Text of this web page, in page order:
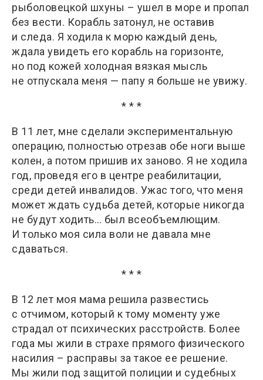
рыболовецкой шхуны – ушел в море и пропал
без вести. Корабль затонул, не оставив
и следа. Я ходила к морю каждый день,
ждала увидеть его корабль на горизонте,
но под кожей холодная вязкая мысль
не отпускала меня — папу я больше не увижу.
* * *
В 11 лет, мне сделали экспериментальную
операцию, полностью отрезав обе ноги выше
колен, а потом пришив их заново. Я не ходила
год, проведя его в центре реабилитации,
среди детей инвалидов. Ужас того, что меня
может ждать судьба детей, которые никогда
не будут ходить… был всеобъемлющим.
И только моя сила воли не давала мне
сдаваться.
* * *
В 12 лет моя мама решила развестись
с отчимом, который к тому моменту уже
страдал от психических расстройств. Более
года мы жили в страхе прямого физического
насилия – расправы за такое ее решение.
Мы жили под защитой полиции и судебных